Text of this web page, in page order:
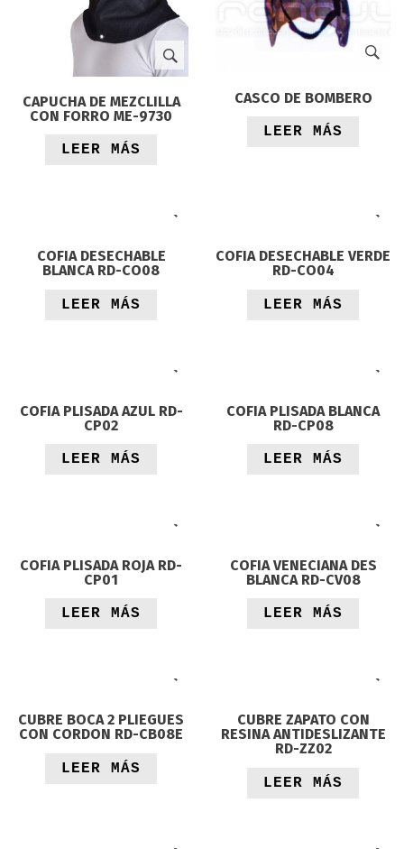
CAPUCHA DE MEZCLILLA
CON FORRO ME-9730
LEER MÁS
CASCO DE BOMBERO
LEER MÁS
COFIA DESECHABLE
BLANCA RD-CO08
LEER MÁS
COFIA DESECHABLE VERDE
RD-CO04
LEER MÁS
COFIA PLISADA AZUL RD-
CP02
LEER MÁS
COFIA PLISADA BLANCA
RD-CP08
LEER MÁS
COFIA PLISADA ROJA RD-
CP01
LEER MÁS
COFIA VENECIANA DES
BLANCA RD-CV08
LEER MÁS
CUBRE BOCA 2 PLIEGUES
CON CORDON RD-CB08E
LEER MÁS
CUBRE ZAPATO CON
RESINA ANTIDESLIZANTE
RD-ZZ02
LEER MÁS